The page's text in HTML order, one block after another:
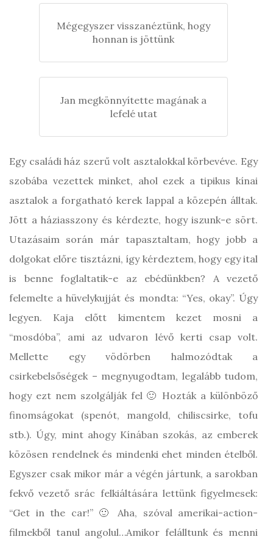
Mégegyszer visszanéztünk, hogy
honnan is jöttünk
Jan megkönnyítette magának a
lefelé utat
Egy családi ház szerű volt asztalokkal körbevéve. Egy
szobába vezettek minket, ahol ezek a tipikus kínai
asztalok a forgatható kerek lappal a közepén álltak.
Jött a háziasszony és kérdezte, hogy iszunk-e sört.
Utazásaim során már tapasztaltam, hogy jobb a
dolgokat előre tisztázni, így kérdeztem, hogy egy ital
is benne foglaltatik-e az ebédünkben? A vezető
felemelte a hüvelykujját és mondta: “Yes, okay”. Úgy
legyen. Kaja előtt kimentem kezet mosni a
“mosdóba”, ami az udvaron lévő kerti csap volt.
Mellette egy vödörben halmozódtak a
csirkebelsőségek – megnyugodtam, legalább tudom,
hogy ezt nem szolgálják fel 🙂 Hozták a különböző
finomságokat (spenót, mangold, chiliscsirke, tofu
stb.). Úgy, mint ahogy Kínában szokás, az emberek
közösen rendelnek és mindenki ehet minden ételből.
Egyszer csak mikor már a végén jártunk, a sarokban
fekvő vezető srác felkiáltására lettünk figyelmesek:
“Get in the car!” 🙂 Aha, szóval amerikai-action-
filmekből tanul angolul…Amikor felálltunk és menni